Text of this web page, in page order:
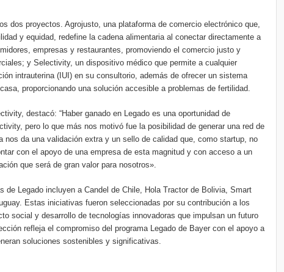
dos proyectos. Agrojusto, una plataforma de comercio electrónico que,
y equidad, redefine la cadena alimentaria al conectar directamente a
empresas y restaurantes, promoviendo el comercio justo y
y Selectivity, un dispositivo médico que permite a cualquier
intrauterina (IUI) en su consultorio, además de ofrecer un sistema
proporcionando una solución accesible a problemas de fertilidad.
destacó: “Haber ganado en Legado es una oportunidad de
pero lo que más nos motivó fue la posibilidad de generar una red de
nos da una validación extra y un sello de calidad que, como startup, no
con el apoyo de una empresa de esta magnitud y con acceso a un
que será de gran valor para nosotros».
de Legado incluyen a Candel de Chile, Hola Tractor de Bolivia, Smart
Estas iniciativas fueron seleccionadas por su contribución a los
social y desarrollo de tecnologías innovadoras que impulsan un futuro
refleja el compromiso del programa Legado de Bayer con el apoyo a
soluciones sostenibles y significativas.